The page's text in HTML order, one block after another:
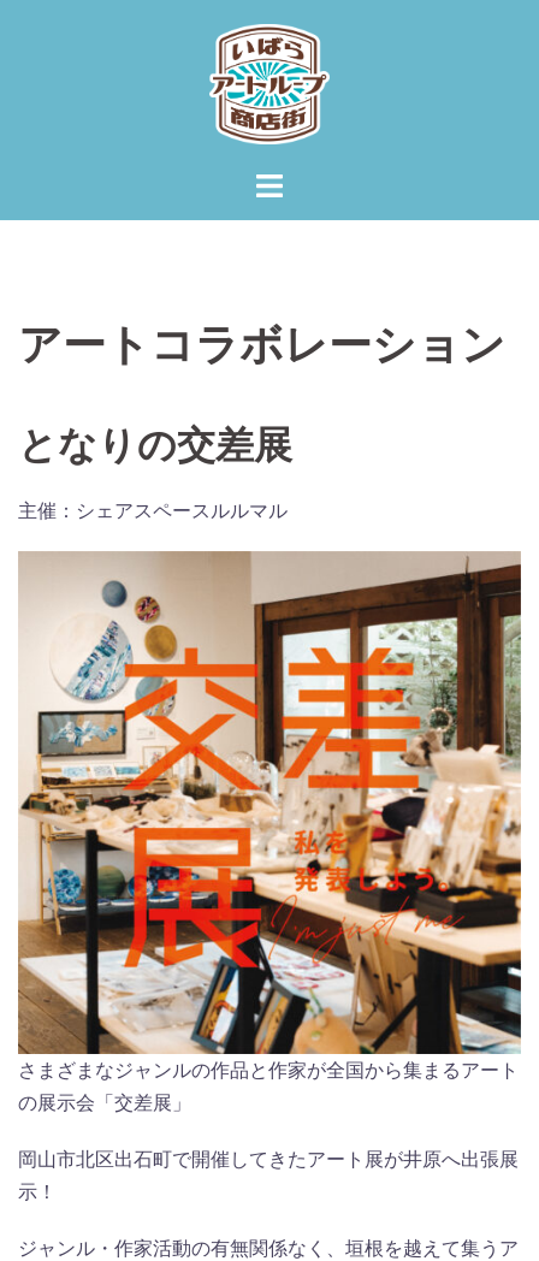
アートコラボレーション
となりの交差展
主催：シェアスペースルルマル
さまざまなジャンルの作品と作家が全国から集まるアート
の展示会「交差展」
岡山市北区出石町で開催してきたアート展が井原へ出張展
示！
ジャンル・作家活動の有無関係なく、垣根を越えて集うア